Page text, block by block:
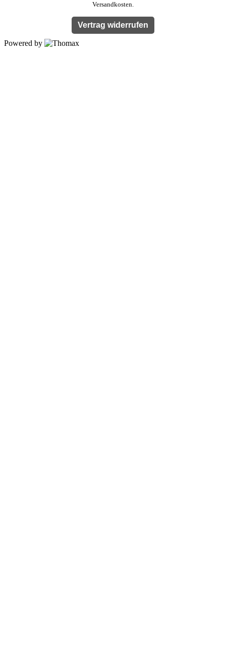
Versandkosten.
Vertrag widerrufen
Powered by